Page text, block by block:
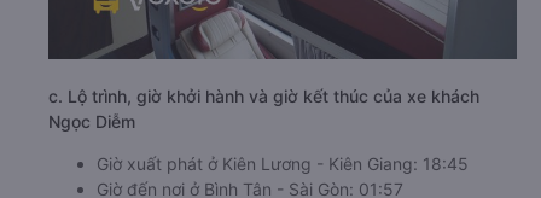
c. Lộ trình, giờ khởi hành và giờ kết thúc của xe khách
Ngọc Diễm
Giờ xuất phát ở Kiên Lương - Kiên Giang: 18:45
Giờ đến nơi ở Bình Tân - Sài Gòn: 01:57